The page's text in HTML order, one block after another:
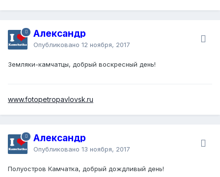
Александр
Опубликовано 12 ноября, 2017
Земляки-камчатцы, добрый воскресный день!
www.fotopetropavlovsk.ru
Александр
Опубликовано 13 ноября, 2017
Полуостров Камчатка, добрый дождливый день!